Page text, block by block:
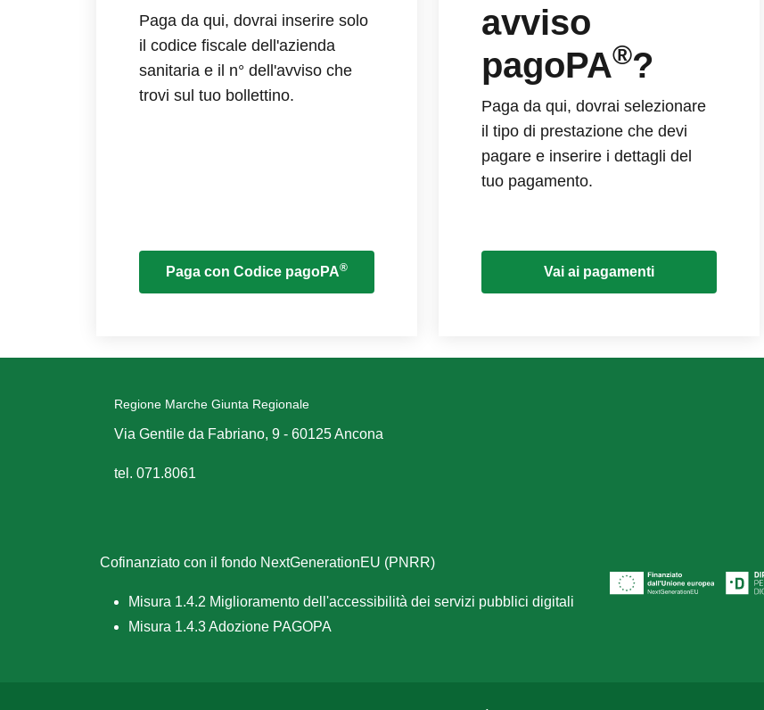
Paga da qui, dovrai inserire solo
il codice fiscale dell'azienda
sanitaria e il n° dell'avviso che
trovi sul tuo bollettino.
Paga con Codice pagoPA®
avviso
pagoPA®?
Paga da qui, dovrai selezionare
il tipo di prestazione che devi
pagare e inserire i dettagli del
tuo pagamento.
Vai ai pagamenti
Regione Marche Giunta Regionale
Via Gentile da Fabriano, 9 - 60125 Ancona
tel. 071.8061
Cofinanziato con il fondo NextGenerationEU (PNRR)
Misura 1.4.2 Miglioramento dell'accessibilità dei servizi pubblici digitali
Misura 1.4.3 Adozione PAGOPA